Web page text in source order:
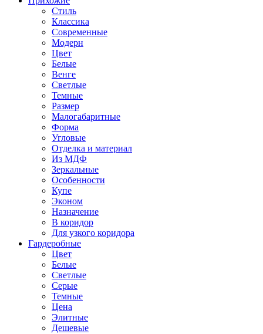
Стиль
Классика
Современные
Модерн
Цвет
Белые
Венге
Светлые
Темные
Размер
Малогабаритные
Форма
Угловые
Отделка и материал
Из МДФ
Зеркальные
Особенности
Купе
Эконом
Назначение
В коридор
Для узкого коридора
Гардеробные
Цвет
Белые
Светлые
Серые
Темные
Цена
Элитные
Дешевые